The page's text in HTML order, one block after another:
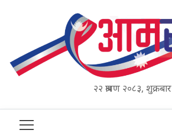
२२ श्रावण २०८३, शुक्रबार